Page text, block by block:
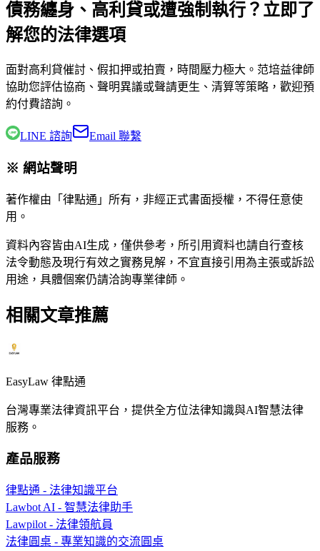
債務纏身、高利貸或遭強制執行？立即了
解您的法律選項
面對高利貸催討、假扣押或拍賣，時間壓力極大。 范培益律師
協助您評估協商、聲明異議或聲請更生、清算等策略，歡迎預
約付費諮詢。
LINE 諮詢 Email 聯繫
※ 網站聲明
著作權由「律點通」所有，非經正式書面授權，不得任意使
用。
資料內容皆由AI生成，僅供參考，所引用資料也請自行查核
法令動態及現行有效之實務見解，不宜直接引用為主張或訴訟
用途，具體個案仍請洽詢專業律師。
相關文章推薦
EasyLaw 律點通
台灣專業法律資訊平台，提供全方位法律知識與AI智慧法律
服務。
產品服務
律點通 - 法律知識平台
Lawbot AI - 智慧法律助手
Lawpilot - 法律領航員
法律圓桌 - 專業知識的交流圓桌